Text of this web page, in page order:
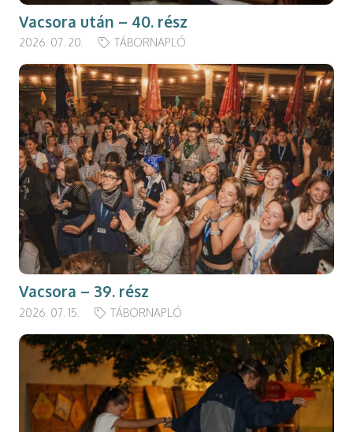
Vacsora után – 40. rész
2026. 07. 20. TÁBORNAPLÓ
Vacsora – 39. rész
2026. 07. 15. TÁBORNAPLÓ